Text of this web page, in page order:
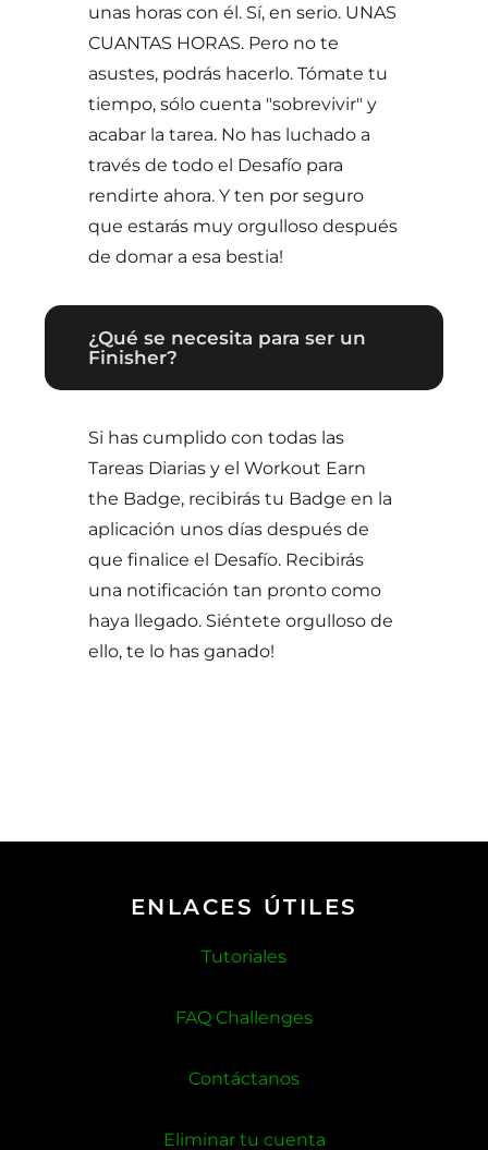
unas horas con él. Sí, en serio. UNAS
CUANTAS HORAS. Pero no te
asustes, podrás hacerlo. Tómate tu
tiempo, sólo cuenta "sobrevivir" y
acabar la tarea. No has luchado a
través de todo el Desafío para
rendirte ahora. Y ten por seguro
que estarás muy orgulloso después
de domar a esa bestia!
¿Qué se necesita para ser un
Finisher?
Si has cumplido con todas las
Tareas Diarias y el Workout Earn
the Badge, recibirás tu Badge en la
aplicación unos días después de
que finalice el Desafío. Recibirás
una notificación tan pronto como
haya llegado. Siéntete orgulloso de
ello, te lo has ganado!
ENLACES ÚTILES
Tutoriales
FAQ Challenges
Contáctanos
Eliminar tu cuenta